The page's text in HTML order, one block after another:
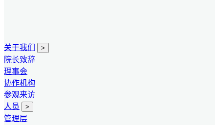
关于我们 >
院长致辞
理事会
协作机构
参观来访
人员
>
管理层